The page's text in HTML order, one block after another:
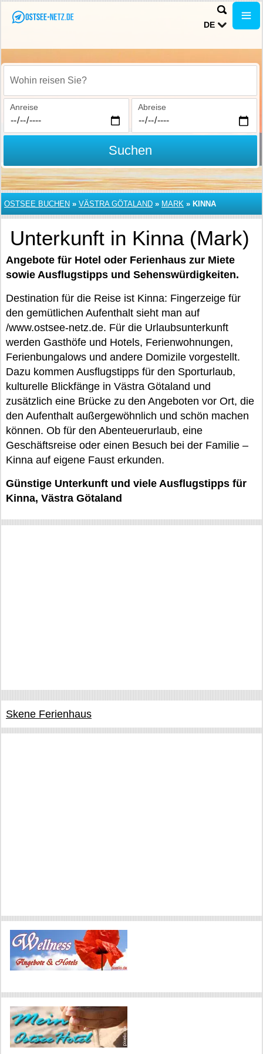
DE
Wohin reisen Sie?
Anreise Abreise
Suchen
OSTSEE BUCHEN » VÄSTRA GÖTALAND » MARK » KINNA
Unterkunft in Kinna (Mark)
Angebote für Hotel oder Ferienhaus zur Miete
sowie Ausflugstipps und Sehenswürdigkeiten.
Destination für die Reise ist Kinna: Fingerzeige für
den gemütlichen Aufenthalt sieht man auf
/www.ostsee-netz.de. Für die Urlaubsunterkunft
werden Gasthöfe und Hotels, Ferienwohnungen,
Ferienbungalows und andere Domizile vorgestellt.
Dazu kommen Ausflugstipps für den Sporturlaub,
kulturelle Blickfänge in Västra Götaland und
zusätzlich eine Brücke zu den Angeboten vor Ort, die
den Aufenthalt außergewöhnlich und schön machen
können. Ob für den Abenteuerurlaub, eine
Geschäftsreise oder einen Besuch bei der Familie –
Kinna auf eigene Faust erkunden.
Günstige Unterkunft und viele Ausflugstipps für
Kinna, Västra Götaland
Skene Ferienhaus